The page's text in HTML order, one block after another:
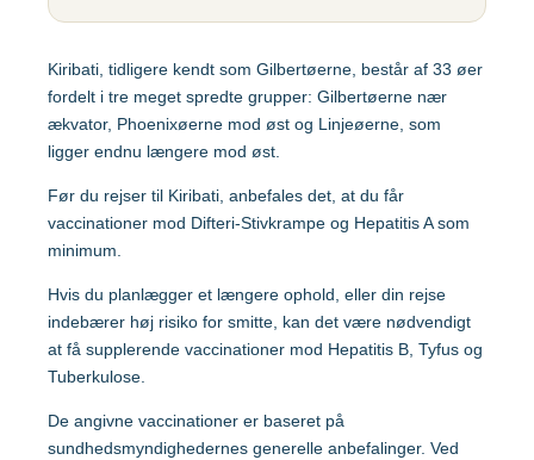
Hepatitis A+B, barn –
Ambirix
Hepatitis B
Hundegalskab –
Influenza
Japansk
Polio
Respiratorisk
Skoldkopper (Chicken
Pox)
Stivkrampe)
Ghana
Indien
Indonesien
Japan
Malaysia
Kiribati, tidligere kendt som Gilbertøerne, består af 33 øer
fordelt i tre meget spredte grupper: Gilbertøerne nær
ækvator, Phoenixøerne mod øst og Linjeøerne, som
ligger endnu længere mod øst.
Før du rejser til Kiribati, anbefales det, at du får
vaccinationer mod Difteri-Stivkrampe og Hepatitis A som
minimum.
Hvis du planlægger et længere ophold, eller din rejse
indebærer høj risiko for smitte, kan det være nødvendigt
at få supplerende vaccinationer mod Hepatitis B, Tyfus og
Tuberkulose.
De angivne vaccinationer er baseret på
sundhedsmyndighedernes generelle anbefalinger. Ved